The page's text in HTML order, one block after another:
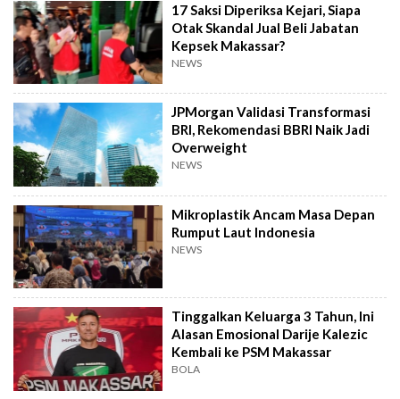
17 Saksi Diperiksa Kejari, Siapa
Otak Skandal Jual Beli Jabatan
Kepsek Makassar?
NEWS
JPMorgan Validasi Transformasi
BRI, Rekomendasi BBRI Naik Jadi
Overweight
NEWS
Mikroplastik Ancam Masa Depan
Rumput Laut Indonesia
NEWS
Tinggalkan Keluarga 3 Tahun, Ini
Alasan Emosional Darije Kalezic
Kembali ke PSM Makassar
BOLA